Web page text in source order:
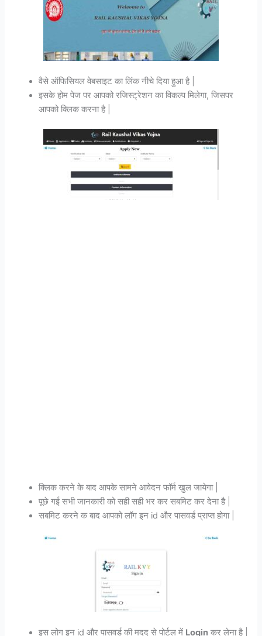
वैसे ऑफिसियल वेबसाइट का लिंक नीचे दिया हुआ है |
इसके होम पेज पर आपको रजिस्ट्रेशन का विकल्प मिलेगा, जिसपर
आपको क्लिक करना है |
क्लिक करने के बाद आपके सामने आवेदन फॉर्म खुल जायेगा |
पूछे गई सभी जानकारी को सही सही भर कर सबमिट कर देना है |
सबमिट करने क बाद आपको लॉग इन id और पासवर्ड प्राप्त होगा |
इस लोग इन id और पासवर्ड की मदद से पोर्टल में Login कर लेना है |